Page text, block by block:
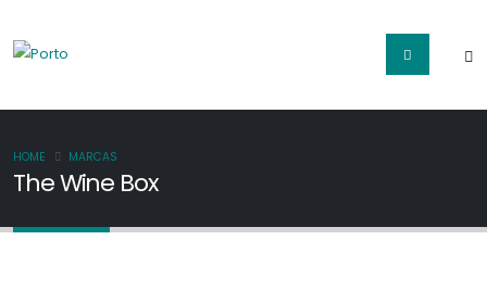
The Wine Box
HOME MARCAS